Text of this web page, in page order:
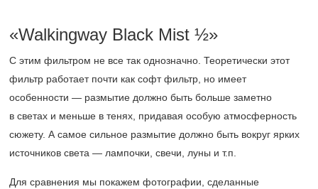
«Walkingway Black Mist ½»
С этим фильтром не все так однозначно. Теоретически этот
фильтр работает почти как софт фильтр, но имеет
особенности — размытие должно быть больше заметно
в светах и меньше в тенях, придавая особую атмосферность
сюжету. А самое сильное размытие должно быть вокруг ярких
источников света — лампочки, свечи, луны и т.п.
Для сравнения мы покажем фотографии, сделанные